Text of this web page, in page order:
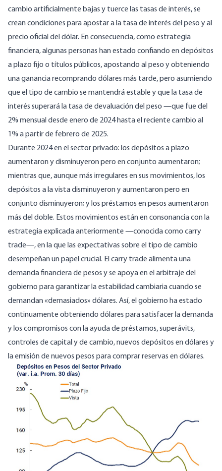
cambio artificialmente bajas y tuerce las tasas de interés, se
crean condiciones para apostar a la tasa de interés del peso y al
precio oficial del dólar. En consecuencia, como estrategia
financiera, algunas personas han estado confiando en depósitos
a plazo fijo o títulos públicos, apostando al peso y obteniendo
una ganancia recomprando dólares más tarde, pero asumiendo
que el tipo de cambio se mantendrá estable y que la tasa de
interés superará la tasa de devaluación del peso —que fue del
2% mensual desde enero de 2024 hasta el reciente cambio al
1% a partir de febrero de 2025.
Durante 2024en el sector privado: los depósitos a plazo
aumentaron y disminuyeron pero en conjunto aumentaron;
mientras que, aunque más irregulares en sus movimientos, los
depósitos a la vista disminuyeron y aumentaron pero en
conjunto disminuyeron; y los préstamos en pesos aumentaron
más del doble. Estos movimientos están en consonancia con la
estrategia explicada anteriormente —conocida como carry
trade—, en la que las expectativas sobre el tipo de cambio
desempeñan un papel crucial. El carry trade alimenta una
demanda financiera de pesos y se apoya en el arbitraje del
gobierno para garantizar la estabilidad cambiaria cuando se
demandan «demasiados» dólares. Así, el gobierno ha estado
continuamente obteniendo dólares para satisfacer la demanda
y los compromisos con la ayuda de préstamos, superávits,
controles de capital y de cambio, nuevos depósitos en dólares y
la emisión de nuevos pesos para comprar reservas en dólares.